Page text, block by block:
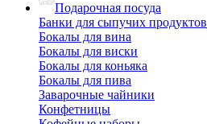
Подарочная посуда
Банки для сыпучих продуктов
Бокалы для вина
Бокалы для виски
Бокалы для коньяка
Бокалы для пива
Заварочные чайники
Конфетницы